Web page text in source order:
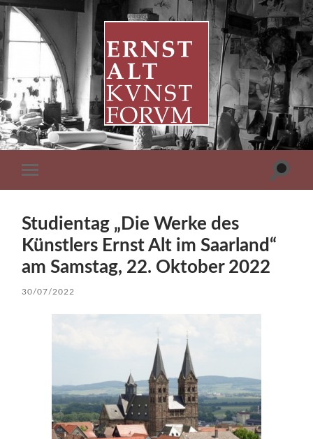
ERNST
ALT
KUNSTFORUM
Menü
Studientag „Die Werke des
Künstlers Ernst Alt im Saarland“
am Samstag, 22. Oktober 2022
30/07/2022